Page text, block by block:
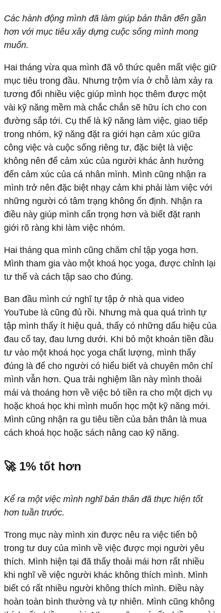
Các hành động mình đã làm giúp bản thân đến gần
hơn với mục tiêu xây dựng cuộc sống mình mong
muốn.
Hai tháng vừa qua mình đã vô thức quên mất việc giữ
mục tiêu trong đầu. Nhưng trộm vía ở chỗ làm xảy ra
tương đối nhiều việc giúp mình học thêm được một
vài kỹ năng mềm mà chắc chắn sẽ hữu ích cho con
đường sắp tới. Cụ thể là kỹ năng làm việc, giao tiếp
trong nhóm, kỹ năng đặt ra giới hạn cảm xúc giữa
công việc và cuộc sống riêng tư, đặc biệt là việc
không nên để cảm xúc của người khác ảnh hưởng
đến cảm xúc của cá nhân mình. Mình cũng nhận ra
mình trở nên đặc biệt nhạy cảm khi phải làm việc với
những người có tâm trạng không ổn định. Nhận ra
điều này giúp mình cẩn trọng hơn và biết đặt ranh
giới rõ ràng khi làm việc nhóm.
Hai tháng qua mình cũng chăm chỉ tập yoga hơn.
Mình tham gia vào một khoá học yoga, được chỉnh lại
tư thế và cách tập sao cho đúng.
Ban đầu mình cứ nghĩ tự tập ở nhà qua video
YouTube là cũng đủ rồi. Nhưng mà qua quá trình tự
tập mình thấy ít hiệu quả, thấy có những dấu hiệu của
đau cổ tay, đau lưng dưới. Khi bỏ một khoản tiền đầu
tư vào một khoá học yoga chất lượng, mình thấy
đúng là để cho người có hiểu biết và chuyên môn chỉ
mình vẫn hơn. Qua trải nghiệm lần này mình thoải
mái và thoáng hơn về việc bỏ tiền ra cho một dịch vụ
hoặc khoá học khi mình muốn học một kỹ năng mới.
Mình cũng nhận ra gu tiêu tiền của bản thân là mua
cách khoá học hoặc sách nâng cao kỹ năng.
🚀 1% tốt hơn
Kể ra một việc mình nghĩ bản thân đã thực hiện tốt
hơn tuần trước.
Trong mục này mình xin được nêu ra việc tiến bộ
trong tư duy của mình về việc được mọi người yêu
thích. Mình hiện tại đã thấy thoải mái hơn rất nhiều
khi nghĩ về việc người khác không thích mình. Mình
biết có rất nhiều người không thích mình. Điều này
hoàn toàn bình thường và tự nhiên. Mình cũng không